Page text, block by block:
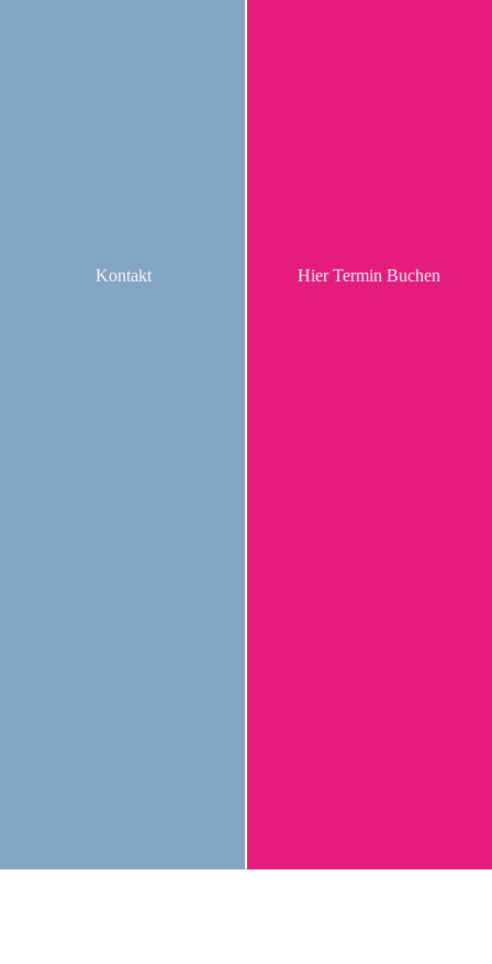
Kontakt Hier Termin Buchen